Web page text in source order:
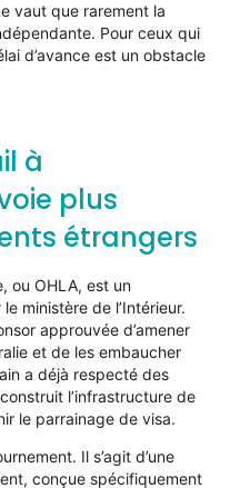
vaut que rarement la
Pour ceux qui
d’avance est un obstacle
à
plus
étrangers
ou OHLA, est un
ministère de l’Intérieur.
approuvée d’amener
et de les embaucher
a déjà respecté des
l’infrastructure de
le parrainage de visa.
Il s’agit d’une
conçue spécifiquement